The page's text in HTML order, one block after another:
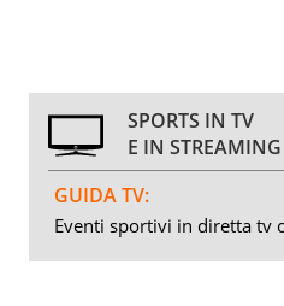
SPORTS IN TV
E IN STREAMING
GUIDA TV:
Eventi sportivi in diretta tv